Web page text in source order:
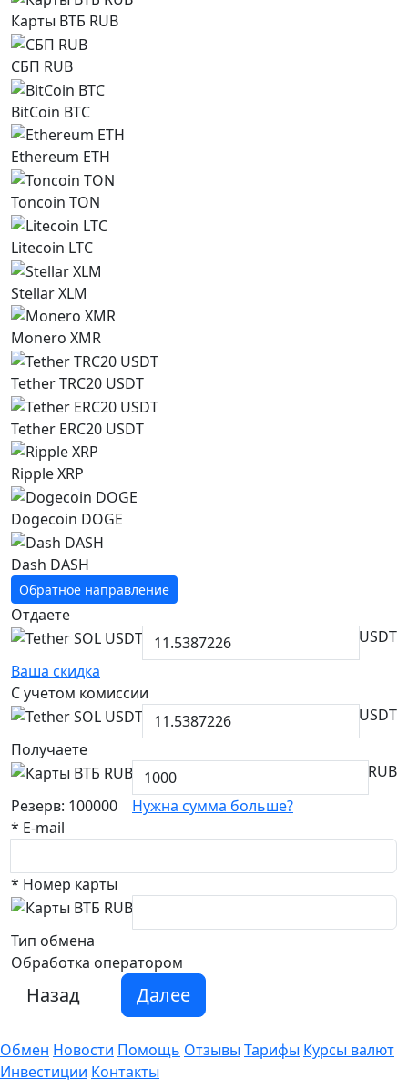
Карты ВТБ RUB
СБП RUB
BitCoin BTC
Ethereum ETH
Toncoin TON
Litecoin LTC
Stellar XLM
Monero XMR
Tether TRC20 USDT
Tether ERC20 USDT
Ripple XRP
Dogecoin DOGE
Dash DASH
Обратное направление
Отдаете
USDT
Ваша скидка
С учетом комиссии
USDT
Получаете
RUB
Резерв: 100000
Нужна сумма больше?
* E-mail
* Номер карты
Тип обмена
Обработка оператором
Назад Далее
Обмен Новости Помощь Отзывы Тарифы Курсы валют
Инвестиции Контакты